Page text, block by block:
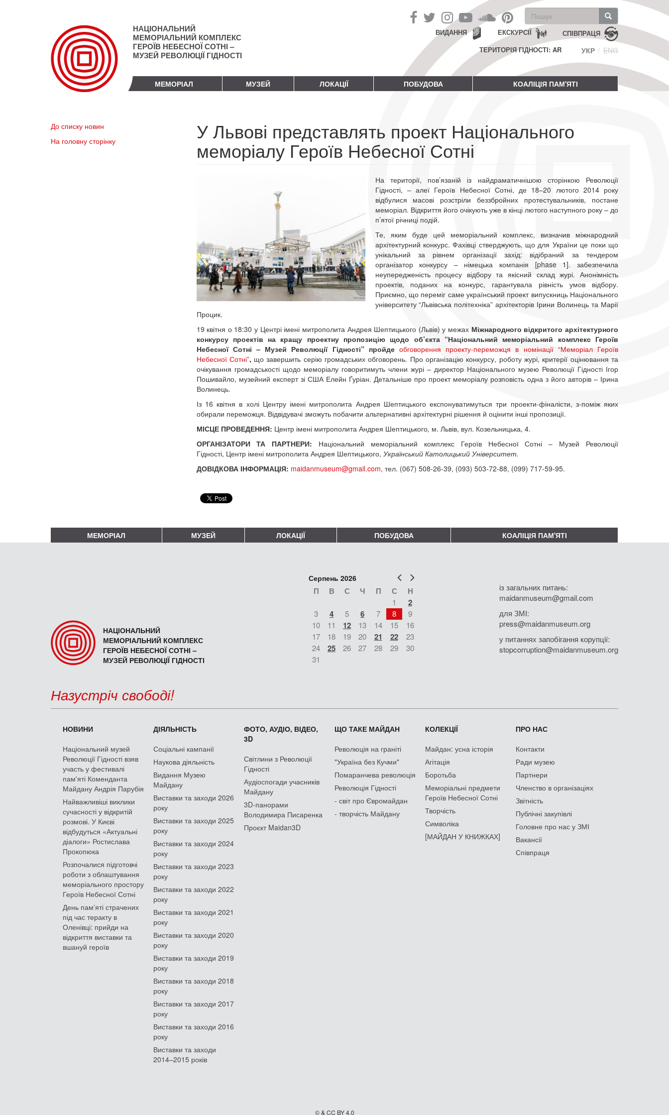
НАЦІОНАЛЬНИЙ
МЕМОРІАЛЬНИЙ КОМПЛЕКС
ГЕРОЇВ НЕБЕСНОЇ СОТНІ –
МУЗЕЙ РЕВОЛЮЦІЇ ГІДНОСТІ
Пошукова
форма
Пошук СПІВПРАЦЯ
ЕКСКУРСІЇ
ВИДАННЯ
ТЕРИТОРІЯ ГІДНОСТІ: AR
УКР ENG
МЕМОРІАЛ МУЗЕЙ ЛОКАЦІЇ ПОБУДОВА КОАЛІЦІЯ ПАМ'ЯТІ
До списку новин
На головну сторінку
У Львові представлять проект Національного
меморіалу Героїв Небесної Сотні
На території, пов’язаній із найдраматичнішою сторінкою Революції
Гідності, – алеї Героїв Небесної Сотні, де 18–20 лютого 2014 року
відбулися масові розстріли беззбройних протестувальників, постане
меморіал. Відкриття його очікують уже в кінці лютого наступного року – до
п’ятої річниці подій.
Те, яким буде цей меморіальний комплекс, визначив міжнародний
архітектурний конкурс. Фахівці стверджують, що для України це поки що
унікальний за рівнем організації захід: відібраний за тендером
організатор конкурсу – німецька компанія [phase 1]. забезпечила
неупередженість процесу відбору та якісний склад журі. Анонімність
проектів, поданих на конкурс, гарантувала рівність умов відбору.
Приємно, що переміг саме український проект випускниць Національного
університету “Львівська політехніка” архітекторів Ірини Волинець та Марії
Процик.
19 квітня о 18:30 у Центрі імені митрополита Андрея Шептицького (Львів) у межах Міжнародного відкритого архітектурного
конкурсу проектів на кращу проектну пропозицію щодо об’єкта “Національний меморіальний комплекс Героїв
Небесної Сотні – Музей Революції Гідності” пройде обговорення проекту-переможця в номінації “Меморіал Героїв
Небесної Сотні”, що завершить серію громадських обговорень. Про організацію конкурсу, роботу журі, критерії оцінювання та
очікування громадськості щодо меморіалу говоритимуть члени журі – директор Національного музею Революції Гідності Ігор
Пошивайло, музейний експерт зі США Елейн Ґуріан. Детальніше про проект меморіалу розповість одна з його авторів – Ірина
Волинець.
Із 16 квітня в холі Центру імені митрополита Андрея Шептицького експонуватимуться три проекти-фіналісти, з-поміж яких
обирали переможця. Відвідувачі зможуть побачити альтернативні архітектурні рішення й оцінити інші пропозиції.
МІСЦЕ ПРОВЕДЕННЯ: Центр імені митрополита Андрея Шептицького, м. Львів, вул. Козельницька, 4.
ОРГАНІЗАТОРИ ТА ПАРТНЕРИ: Національний меморіальний комплекс Героїв Небесної Сотні – Музей Революції
Гідності, Центр імені митрополита Андрея Шептицького, Український Католицький Університет.
ДОВІДКОВА ІНФОРМАЦІЯ: maidanmuseum@gmail.com, тел. (067) 508-26-39, (093) 503-72-88, (099) 717-59-95.
МЕМОРІАЛ МУЗЕЙ ЛОКАЦІЇ ПОБУДОВА КОАЛІЦІЯ ПАМ'ЯТІ
НАЦІОНАЛЬНИЙ
МЕМОРІАЛЬНИЙ КОМПЛЕКС
ГЕРОЇВ НЕБЕСНОЇ СОТНІ –
МУЗЕЙ РЕВОЛЮЦІЇ ГІДНОСТІ
Попер
Серпень 2026
П В С Ч П С Н
1 2
3 4 5 6 7 8
9
10
11 12 13 14 15
16
17
18 19 20 21 22
23
24
25 26 27 28 29
30
31
із загальних питань:
maidanmuseum@gmail.com
для ЗМІ:
press@maidanmuseum.org
у питаннях запобігання корупції:
stopcorruption@maidanmuseum.org
Назустріч свободі!
НОВИНИ
Національний музей
Революції Гідності взяв
участь у фестивалі
пам'яті Коменданта
Майдану Андрія Парубія
Найважливіші виклики
сучасності у відкритій
розмові. У Києві
відбудуться «Актуальні
діалоги» Ростислава
Прокопюка
Розпочалися підготовчі
роботи з облаштування
меморіального простору
Героїв Небесної Сотні
День памʼяті страчених
під час теракту в
Оленівці: прийди на
відкриття виставки та
вшануй героїв
ДІЯЛЬНІСТЬ
Соціальні кампанії
Наукова діяльність
Видання Музею
Майдану
Виставки та заходи 2026
року
Виставки та заходи 2025
року
Виставки та заходи 2024
року
Виставки та заходи 2023
року
Виставки та заходи 2022
року
Виставки та заходи 2021
року
Виставки та заходи 2020
року
Виставки та заходи 2019
року
Виставки та заходи 2018
року
Виставки та заходи 2017
року
Виставки та заходи 2016
року
Виставки та заходи
2014–2015 років
ФОТО, АУДІО, ВІДЕО,
3D
Світлини з Революції
Гідності
Аудіоспогади учасників
Майдану
3D-панорами
Володимира Писаренка
Проєкт Maidan3D
ЩО ТАКЕ МАЙДАН
Революція на граніті
"Україна без Кучми"
Помаранчева революція
Революція Гідності
- світ про Євромайдан
- творчість Майдану
КОЛЕКЦІЇ
Майдан: усна історія
Агітація
Боротьба
Меморіальні предмети
Героїв Небесної Сотні
Творчість
Символіка
[МАЙДАН У КНИЖКАХ]
ПРО НАС
Контакти
Ради музею
Партнери
Членство в організаціях
Звітність
Публічні закупівлі
Головне про нас у ЗМІ
Вакансії
Співпраця
© & CC BY 4.0